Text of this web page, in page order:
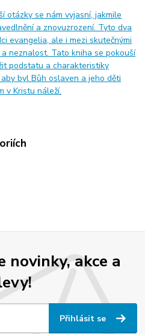
otázky se nám vyjasní, jakmile
a znovuzrození. Tyto dva
evangelia, ale i mezi skutečnými
neznalost. Tato kniha se pokouší
podstatu a charakteristiky
byl Bůh oslaven a jeho děti
v Kristu náleží.
novinky, akce a
Přihlásit se